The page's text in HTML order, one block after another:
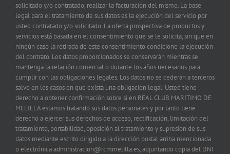
solicitado y/o contratado, realizar la facturación del mismo. La base
legal para el tratamiento de sus datos es la ejecución del servicio por
usted contratado y/o solicitado. La oferta prospectiva de productos y
servicios está basada en el consentimiento que se le solicita, sin que en
ningún caso la retirada de este consentimiento condicione la ejecución
del contrato. Los datos proporcionados se conservarán mientras se
mantenga la relación comercial o durante los años necesarios para
cumplir con las obligaciones legales. Los datos no se cederán a terceros
salvo en los casos en que exista una obligación legal. Usted tiene
derecho a obtener confirmación sobre si en REAL CLUB MARITIMO DE
MELILLA estamos tratando sus datos personales y por tanto tiene
derecho a ejercer sus derechos de acceso, rectificación, limitación del
tratamiento, portabilidad, oposición al tratamiento y supresión de sus
datos mediante escrito dirigido a la dirección postal arriba mencionada
o electrónica administracion@rcmmelilla.es, adjuntando copia del DNI